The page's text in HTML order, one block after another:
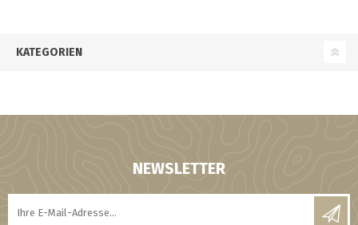
KATEGORIEN
NEWSLETTER